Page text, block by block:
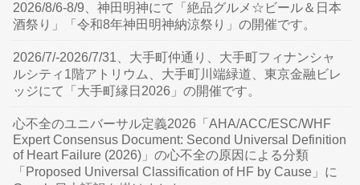
2026/8/6-8/9、神田明神にて「絶品グルメ☆ビール＆日本
酒祭り」「令和8年神田明神納涼祭り」の開催です。
2026/7/-2026/7/31、大手町仲通り、大手町フィナンシャ
ルシティ1階アトリウム、大手町川端緑道、東京金融ビレ
ッジにて「大手町縁日2026」の開催です。
心不全のユニバーサル定義2026「AHA/ACC/ESC/WHF
Expert Consensus Document: Second Universal Definition
of Heart Failure (2026)」の心不全の原因による分類
「Proposed Universal Classification of HF by Cause」に